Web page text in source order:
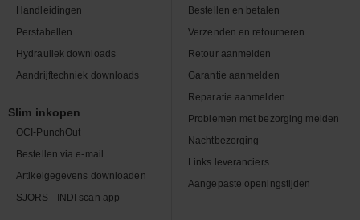
Handleidingen
Perstabellen
Hydrauliek downloads
Aandrijftechniek downloads
Slim inkopen
OCI-PunchOut
Bestellen via e-mail
Artikelgegevens downloaden
SJORS - INDI scan app
Bestellen en betalen
Verzenden en retourneren
Retour aanmelden
Garantie aanmelden
Reparatie aanmelden
Problemen met bezorging melden
Nachtbezorging
Links leveranciers
Aangepaste openingstijden